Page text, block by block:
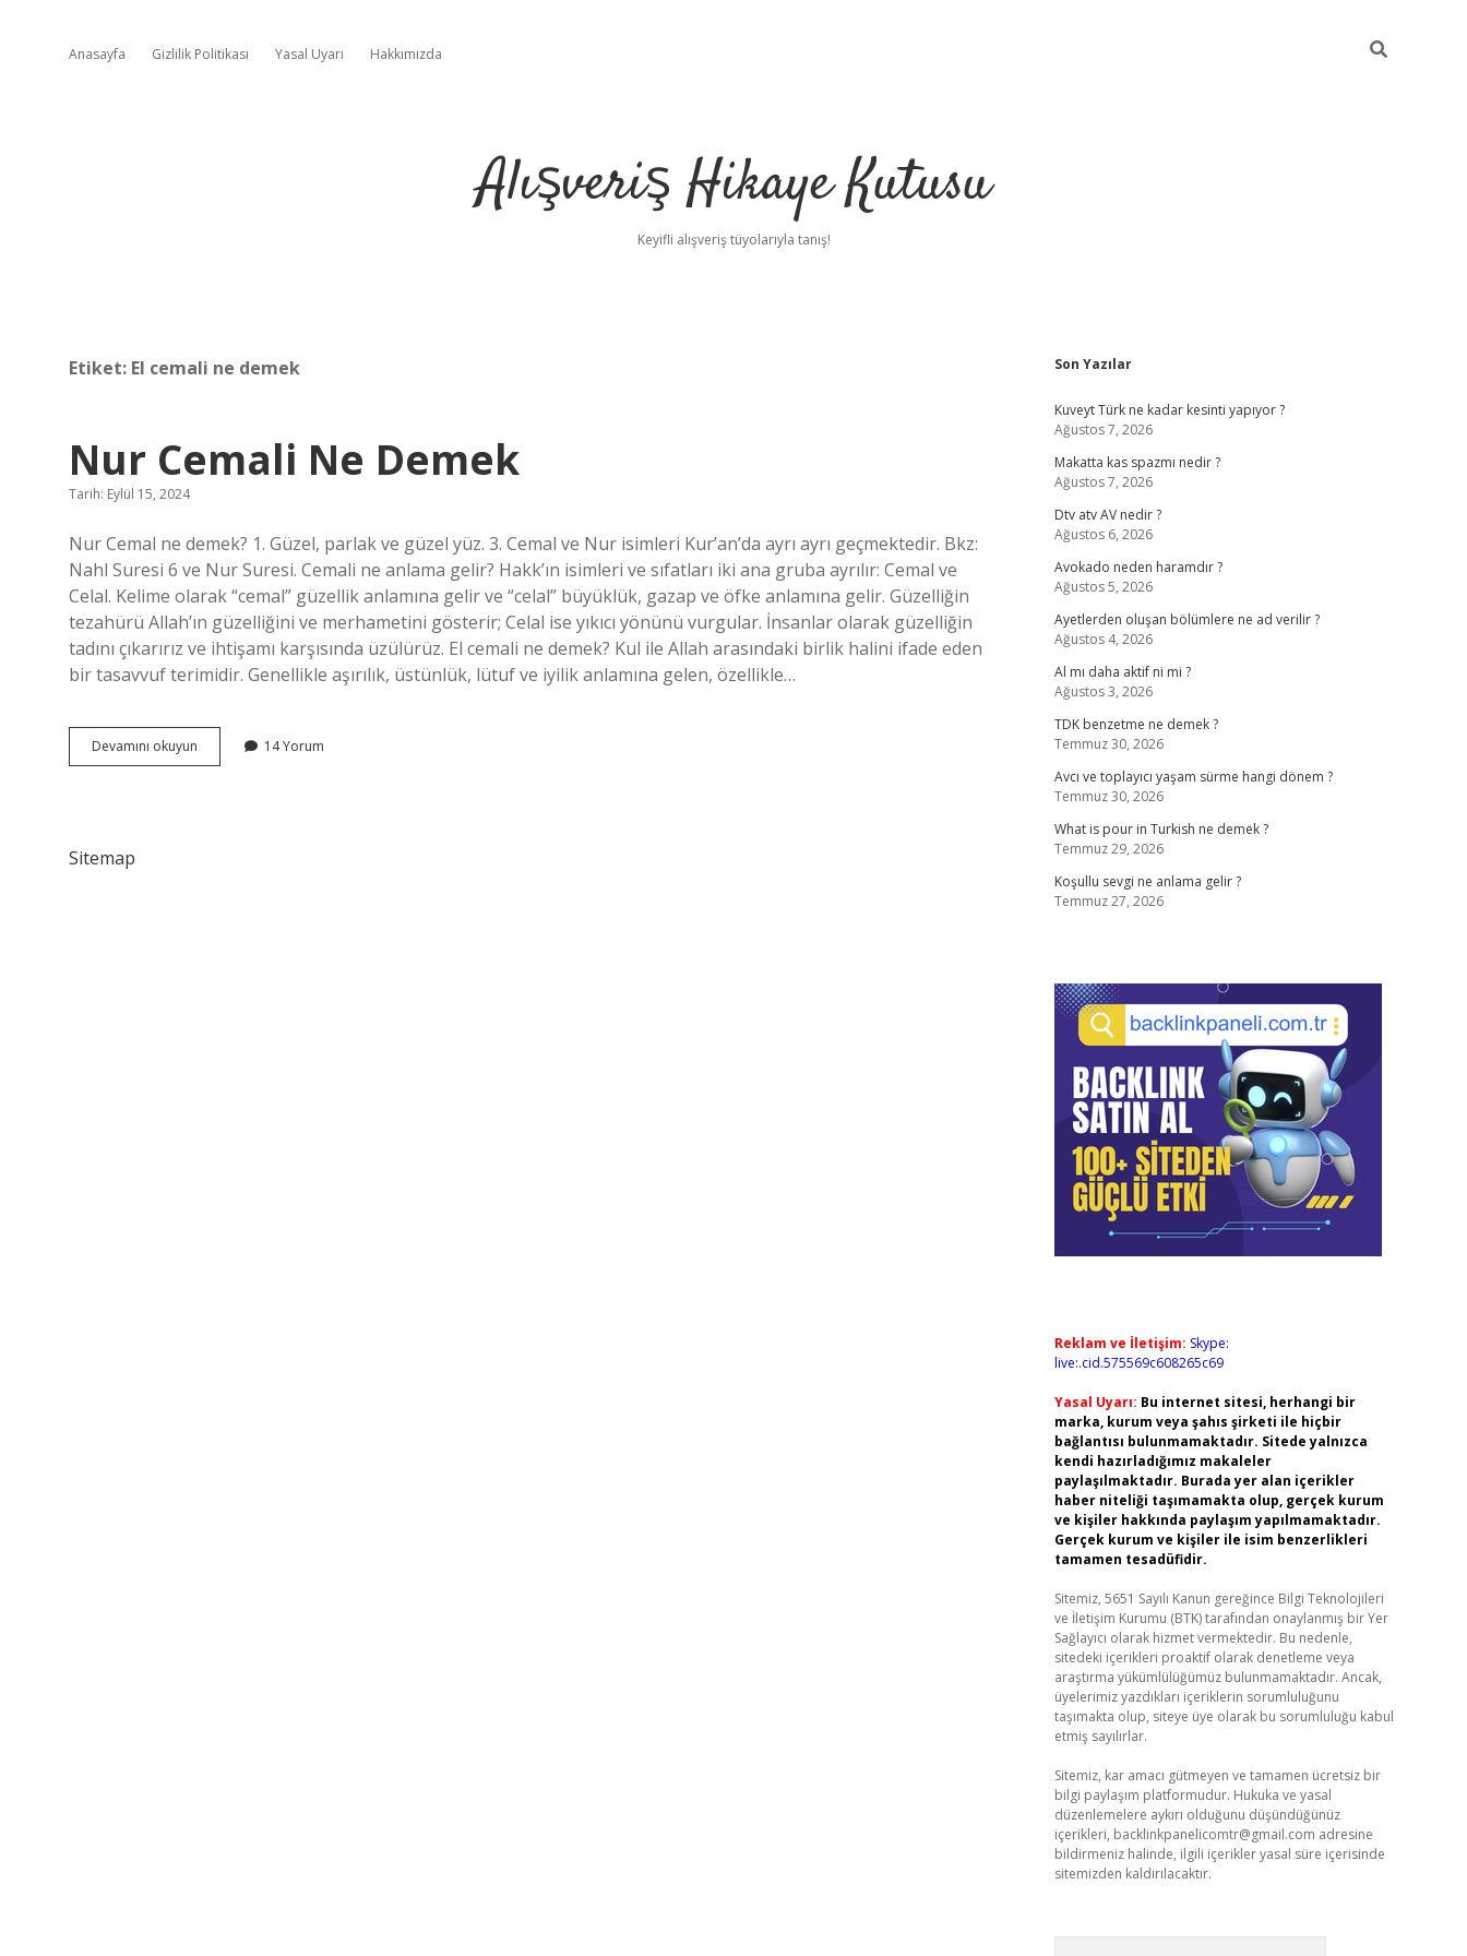
Anasayfa Gizlilik Politikası Yasal Uyarı Hakkımızda
Alışveriş Hikaye Kutusu
Keyifli alışveriş tüyolarıyla tanış!
Etiket: El cemali ne demek
Nur Cemali Ne Demek
Tarih: Eylül 15, 2024
Nur Cemal ne demek? 1. Güzel, parlak ve güzel yüz. 3. Cemal ve Nur isimleri Kur’an’da ayrı ayrı geçmektedir. Bkz:
Nahl Suresi 6 ve Nur Suresi. Cemali ne anlama gelir? Hakk’ın isimleri ve sıfatları iki ana gruba ayrılır: Cemal ve
Celal. Kelime olarak “cemal” güzellik anlamına gelir ve “celal” büyüklük, gazap ve öfke anlamına gelir. Güzelliğin
tezahürü Allah’ın güzelliğini ve merhametini gösterir; Celal ise yıkıcı yönünü vurgular. İnsanlar olarak güzelliğin
tadını çıkarırız ve ihtişamı karşısında üzülürüz. El cemali ne demek? Kul ile Allah arasındaki birlik halini ifade eden
bir tasavvuf terimidir. Genellikle aşırılık, üstünlük, lütuf ve iyilik anlamına gelen, özellikle…
Devamını okuyun
Cemali
14 Yorum
Sitemap
Sidebar
Son Yazılar
Kuveyt Türk ne kadar kesinti yapıyor ?
Ağustos 7, 2026
Makatta kas spazmı nedir ?
Ağustos 7, 2026
Dtv atv AV nedir ?
Ağustos 6, 2026
Avokado neden haramdır ?
Ağustos 5, 2026
Ayetlerden oluşan bölümlere ne ad verilir ?
Ağustos 4, 2026
Al mı daha aktif ni mi ?
Ağustos 3, 2026
TDK benzetme ne demek ?
Temmuz 30, 2026
Avcı ve toplayıcı yaşam sürme hangi dönem ?
Temmuz 30, 2026
What is pour in Turkish ne demek ?
Temmuz 29, 2026
Koşullu sevgi ne anlama gelir ?
Temmuz 27, 2026
Reklam ve İletişim: Skype:
live:.cid.575569c608265c69
Yasal Uyarı: Bu internet sitesi, herhangi bir
marka, kurum veya şahıs şirketi ile hiçbir
bağlantısı bulunmamaktadır. Sitede yalnızca
kendi hazırladığımız makaleler
paylaşılmaktadır. Burada yer alan içerikler
haber niteliği taşımamakta olup, gerçek kurum
ve kişiler hakkında paylaşım yapılmamaktadır.
Gerçek kurum ve kişiler ile isim benzerlikleri
tamamen tesadüfidir.
Sitemiz, 5651 Sayılı Kanun gereğince Bilgi Teknolojileri
ve İletişim Kurumu (BTK) tarafından onaylanmış bir Yer
Sağlayıcı olarak hizmet vermektedir. Bu nedenle,
sitedeki içerikleri proaktif olarak denetleme veya
araştırma yükümlülüğümüz bulunmamaktadır. Ancak,
üyelerimiz yazdıkları içeriklerin sorumluluğunu
taşımakta olup, siteye üye olarak bu sorumluluğu kabul
etmiş sayılırlar.
Sitemiz, kar amacı gütmeyen ve tamamen ücretsiz bir
bilgi paylaşım platformudur. Hukuka ve yasal
düzenlemelere aykırı olduğunu düşündüğünüz
içerikleri, backlinkpanelicomtr@gmail.com adresine
bildirmeniz halinde, ilgili içerikler yasal süre içerisinde
sitemizden kaldırılacaktır.